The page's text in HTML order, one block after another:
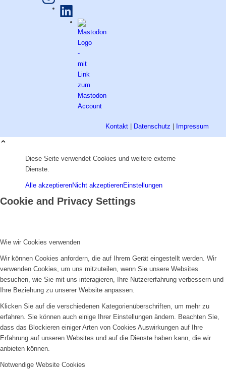
Kontakt | Datenschutz | Impressum
Diese Seite verwendet Cookies und weitere externe
Dienste.
Alle akzeptierenNicht akzeptierenEinstellungen
Cookie and Privacy Settings
Wie wir Cookies verwenden
Wir können Cookies anfordern, die auf Ihrem Gerät eingestellt werden. Wir
verwenden Cookies, um uns mitzuteilen, wenn Sie unsere Websites
besuchen, wie Sie mit uns interagieren, Ihre Nutzererfahrung verbessern und
Ihre Beziehung zu unserer Website anpassen.
Klicken Sie auf die verschiedenen Kategorienüberschriften, um mehr zu
erfahren. Sie können auch einige Ihrer Einstellungen ändern. Beachten Sie,
dass das Blockieren einiger Arten von Cookies Auswirkungen auf Ihre
Erfahrung auf unseren Websites und auf die Dienste haben kann, die wir
anbieten können.
Notwendige Website Cookies